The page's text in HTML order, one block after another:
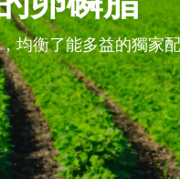
，均衡了能多益的獨家